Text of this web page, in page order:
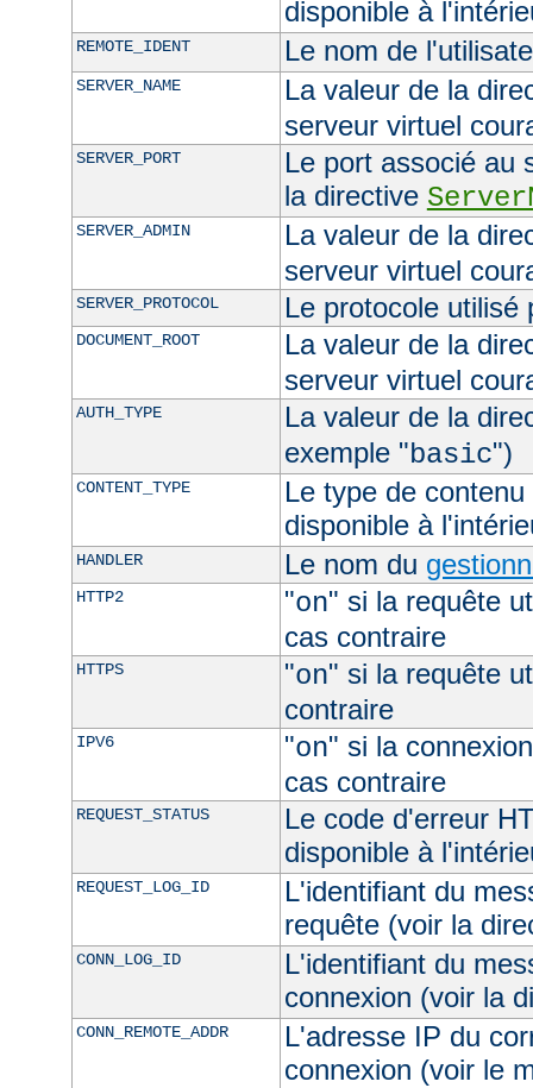
disponible à
REMOTE_IDENT Le nom de
SERVER_NAME
La valeur de la
serveur virtuel
SERVER_PORT
Le port associé au
la directive
SERVER_ADMIN
La valeur de la
serveur virtuel
SERVER_PROTOCOL Le protocole utilisé
DOCUMENT_ROOT
La valeur de la
serveur virtuel
AUTH_TYPE
La valeur de la
exemple "basic")
CONTENT_TYPE
Le type de
disponible à
HANDLER Le nom du
HTTP2 "on" si la requête
cas contraire
HTTPS "on" si la requête
contraire
IPV6 "on" si la
cas contraire
REQUEST_STATUS
Le code d'erreur
disponible à
REQUEST_LOG_ID
L'identifiant du
requête (voir la
CONN_LOG_ID
L'identifiant du
connexion (voir la
CONN_REMOTE_ADDR
L'adresse IP du
connexion (voir le